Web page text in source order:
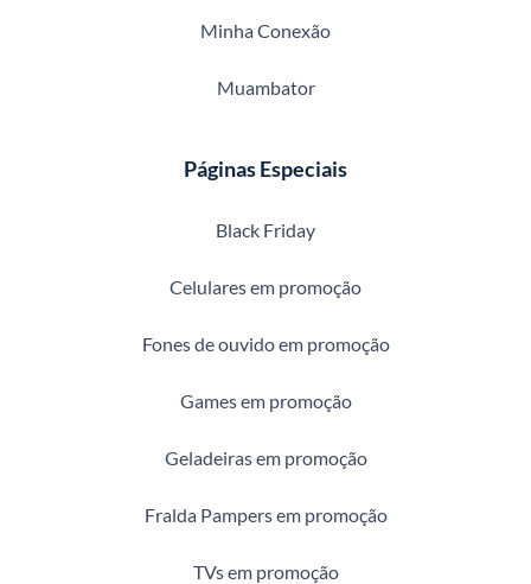
Minha Conexão
Muambator
Páginas Especiais
Black Friday
Celulares em promoção
Fones de ouvido em promoção
Games em promoção
Geladeiras em promoção
Fralda Pampers em promoção
TVs em promoção